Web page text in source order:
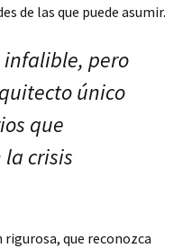
de las que puede asumir.
infalible, pero
único
que
la crisis
rigurosa, que reconozca